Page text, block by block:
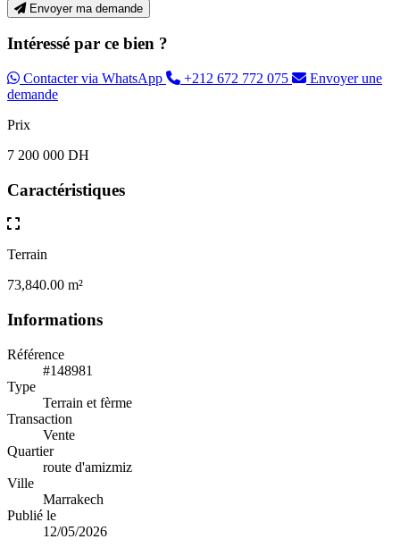
Envoyer ma demande
Intéressé par ce bien ?
Contacter via WhatsApp +212 672 772 075
Envoyer une
demande
Prix
7 200 000 DH
Caractéristiques
Terrain
73,840.00 m²
Informations
Référence
#148981
Type
Terrain et fèrme
Transaction
Vente
Quartier
route d'amizmiz
Ville
Marrakech
Publié le
12/05/2026